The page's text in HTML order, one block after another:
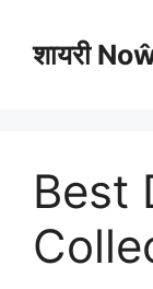
contentशायरी
Best